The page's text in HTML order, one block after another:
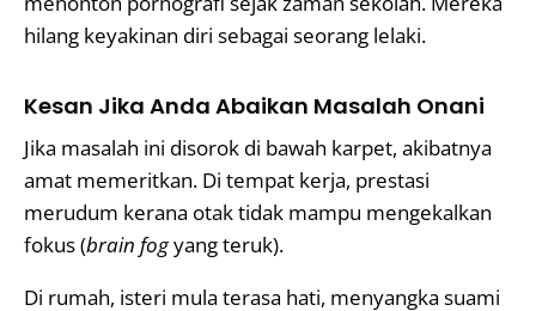
hilang keyakinan diri sebagai seorang lelaki.
Kesan Jika Anda Abaikan Masalah Onani
Jika masalah ini disorok di bawah karpet, akibatnya
amat memeritkan. Di tempat kerja, prestasi
merudum kerana otak tidak mampu mengekalkan
fokus (brain fogyang teruk).
Di rumah, isteri mula terasa hati, menyangka suami